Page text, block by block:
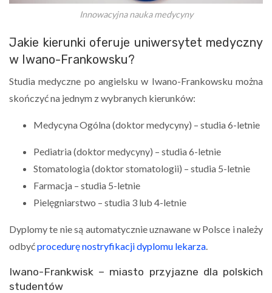
Innowacyjna nauka medycyny
Jakie kierunki oferuje uniwersytet medyczny
w Iwano-Frankowsku?
Studia medyczne po angielsku w Iwano-Frankowsku można
skończyć na jednym z wybranych kierunków:
Medycyna Ogólna (doktor medycyny) – studia 6-letnie
Pediatria (doktor medycyny) – studia 6-letnie
Stomatologia (doktor stomatologii) – studia 5-letnie
Farmacja – studia 5-letnie
Pielęgniarstwo – studia 3 lub 4-letnie
Dyplomy te nie są automatycznie uznawane w Polsce i należy
odbyćprocedurę nostryfikacji dyplomu lekarza
Iwano-Frankwisk – miasto przyjazne dla polskich
studentów